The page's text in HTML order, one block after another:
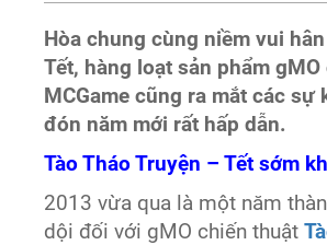
Hòa chung cùng niềm vui
Tết, hàng loạt sản phẩm gMO
MCGame cũng ra mắt các sự
đón năm mới rất hấp dẫn.
Tào Tháo Truyện – Tết sớm
2013 vừa qua là một năm
dội đối với gMO chiến thuật